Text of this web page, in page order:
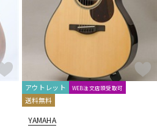
アウトレット WEB注文店頭受取可
送料無料
YAMAHA